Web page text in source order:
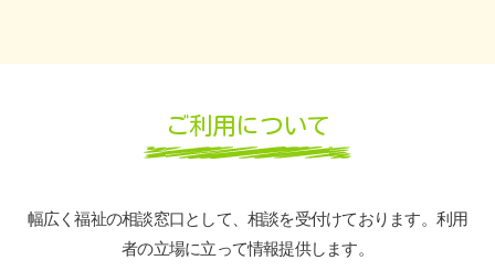
ご利用について
幅広く福祉の相談窓口として、相談を受付けております。利用
者の立場に立って情報提供します。